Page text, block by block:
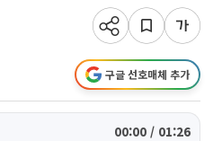
구글 선호매체 추가
00:00 / 01:26